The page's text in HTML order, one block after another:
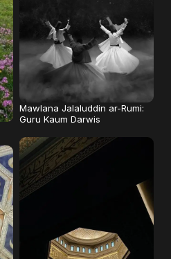
Mawlana Jalaluddin ar-Rumi:
Guru Kaum Darwis